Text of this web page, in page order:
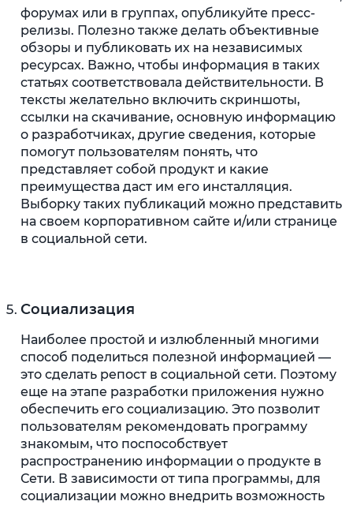
форумах или в группах, опубликуйте пресс-
релизы. Полезно также делать объективные
обзоры и публиковать их на независимых
ресурсах. Важно, чтобы информация в таких
статьях соответствовала действительности. В
тексты желательно включить скриншоты,
ссылки на скачивание, основную информацию
о разработчиках, другие сведения, которые
помогут пользователям понять, что
представляет собой продукт и какие
преимущества даст им его инсталляция.
Выборку таких публикаций можно представить
на своем корпоративном сайте и/или странице
в социальной сети.
Социализация
Наиболее простой и излюбленный многими
способ поделиться полезной информацией —
это сделать репост в социальной сети. Поэтому
еще на этапе разработки приложения нужно
обеспечить его социализацию. Это позволит
пользователям рекомендовать программу
знакомым, что поспособствует
распространению информации о продукте в
Сети. В зависимости от типа программы, для
социализации можно внедрить возможность